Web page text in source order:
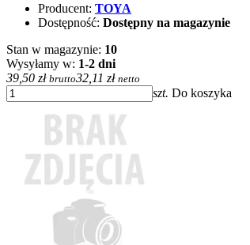
Producent: TOYA
Dostępność: Dostępny na magazynie
Stan w magazynie: 10
Wysyłamy w: 1-2 dni
39,50 zł brutto32,11 zł netto
szt. Do koszyka